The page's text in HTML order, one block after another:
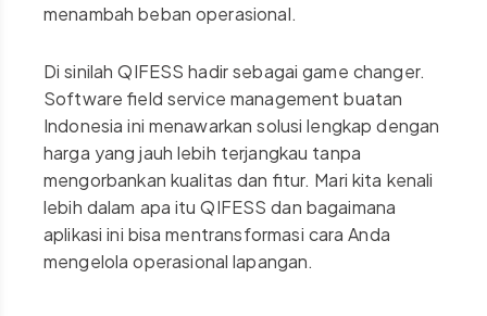
menambah beban operasional.
Di sinilah QIFESS hadir sebagai game changer.
Software field service management buatan
Indonesia ini menawarkan solusi lengkap dengan
harga yang jauh lebih terjangkau tanpa
mengorbankan kualitas dan fitur. Mari kita kenali
lebih dalam apa itu QIFESS dan bagaimana
aplikasi ini bisa mentransformasi cara Anda
mengelola operasional lapangan.